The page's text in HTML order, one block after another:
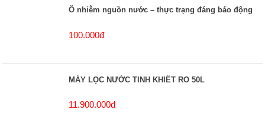
Ô nhiễm nguồn nước – thực trạng đáng báo động
100.000đ
MÁY LỌC NƯỚC TINH KHIẾT RO 50L
11.900.000đ